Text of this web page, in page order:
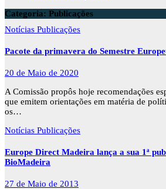
Categoria: Publicações
Notícias Publicações
Pacote da primavera do Semestre
20 de Maio de 2020
A Comissão propôs hoje recomendações
que emitem orientações em matéria de
os…
Notícias Publicações
Europe Direct Madeira lança a sua 1ª
BioMadeira
27 de Maio de 2013